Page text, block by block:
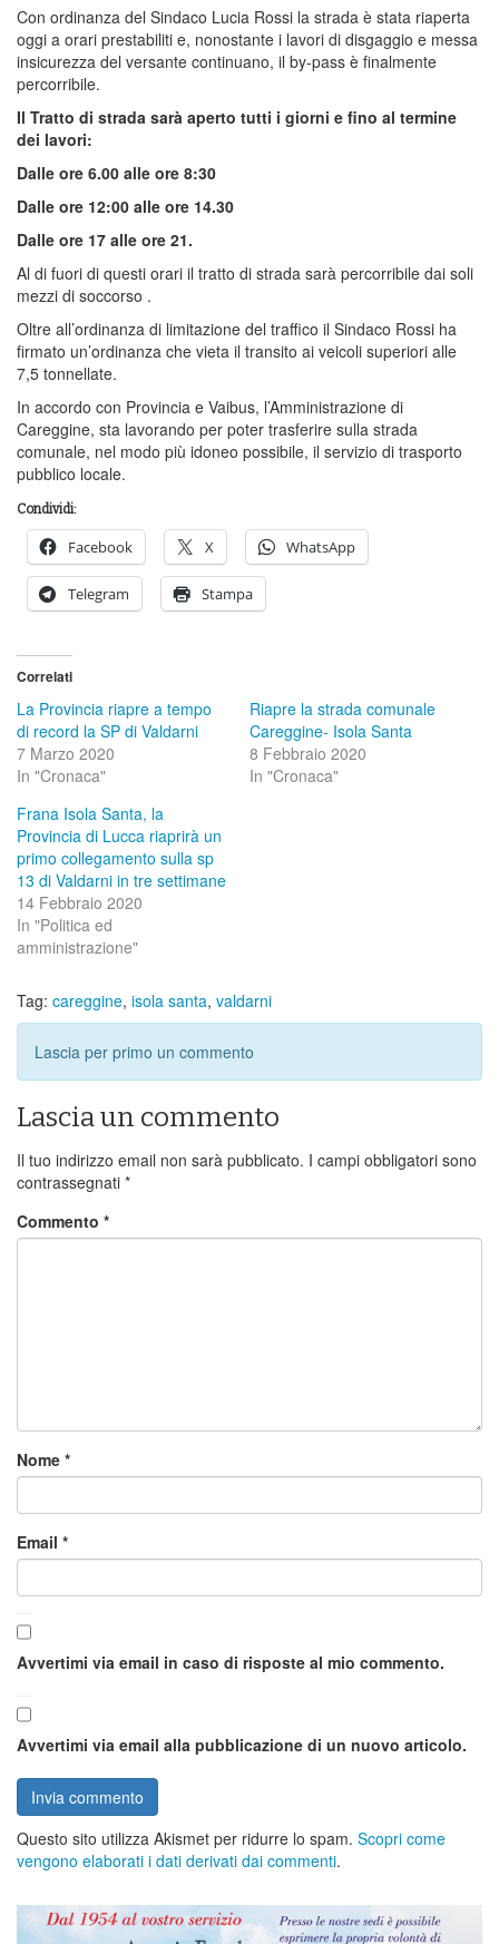
Con ordinanza del Sindaco Lucia Rossi la strada è stata riaperta
oggi a orari prestabiliti e, nonostante i lavori di disgaggio e messa
insicurezza del versante continuano, il by-pass è finalmente
percorribile.
Il Tratto di strada sarà aperto tutti i giorni e fino al termine
dei lavori:
Dalle ore 6.00 alle ore 8:30
Dalle ore 12:00 alle ore 14.30
Dalle ore 17 alle ore 21.
Al di fuori di questi orari il tratto di strada sarà percorribile dai soli
mezzi di soccorso .
Oltre all’ordinanza di limitazione del traffico il Sindaco Rossi ha
firmato un’ordinanza che vieta il transito ai veicoli superiori alle
7,5 tonnellate.
In accordo con Provincia e Vaibus, l’Amministrazione di
Careggine, sta lavorando per poter trasferire sulla strada
comunale, nel modo più idoneo possibile, il servizio di trasporto
pubblico locale.
Condividi:
Facebook X WhatsApp
Telegram Stampa
Correlati
La Provincia riapre a tempo
di record la SP di Valdarni
7 Marzo 2020
In "Cronaca"
Riapre la strada comunale
Careggine- Isola Santa
8 Febbraio 2020
In "Cronaca"
Frana Isola Santa, la
Provincia di Lucca riaprirà un
primo collegamento sulla sp
13 di Valdarni in tre settimane
14 Febbraio 2020
In "Politica ed
amministrazione"
Tag: careggine, isola santa, valdarni
Lascia per primo un commento
Lascia un commento
Il tuo indirizzo email non sarà pubblicato. I campi obbligatori sono
contrassegnati *
Commento *
Nome *
Email *
Avvertimi via email in caso di risposte al mio commento.
Avvertimi via email alla pubblicazione di un nuovo articolo.
Questo sito utilizza Akismet per ridurre lo spam. Scopri come
vengono elaborati i dati derivati dai commenti.